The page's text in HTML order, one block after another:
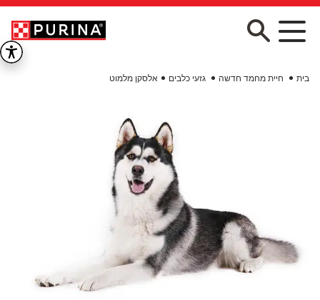
Skip to main content
בית חיית מחמד חדשה גזעי כלבים אלסקן מלמוט